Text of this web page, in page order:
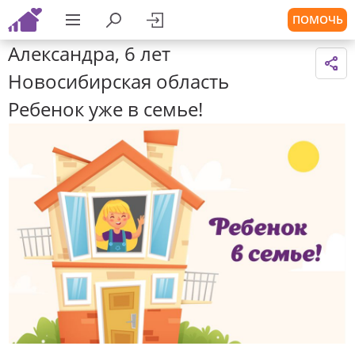
ПОМОЧЬ
Александра, 6 лет
Новосибирская область
Ребенок уже в семье!